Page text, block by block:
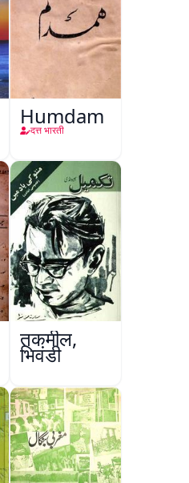
Humdam
दत्त भारती
तकमील,
भिवंडी